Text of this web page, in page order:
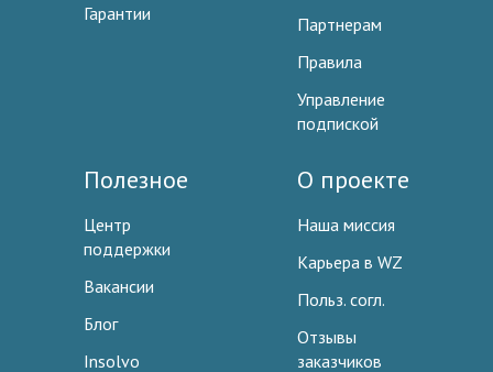
Гарантии
Партнерам
Правила
Управление
подпиской
Полезное
Центр
поддержки
Вакансии
Блог
Insolvo
О проекте
Наша миссия
Карьера в WZ
Польз. согл.
Отзывы
заказчиков